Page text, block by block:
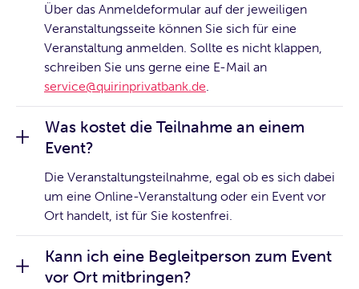
Über das Anmeldeformular auf der jeweiligen
Veranstaltungsseite können Sie sich für eine
Veranstaltung anmelden. Sollte es nicht klappen,
schreiben Sie uns gerne eine E-Mail an
service@quirinprivatbank.de.
Was kostet die Teilnahme an einem
Event?
Die Veranstaltungsteilnahme, egal ob es sich dabei
um eine Online-Veranstaltung oder ein Event vor
Ort handelt, ist für Sie kostenfrei.
Kann ich eine Begleitperson zum Event
vor Ort mitbringen?